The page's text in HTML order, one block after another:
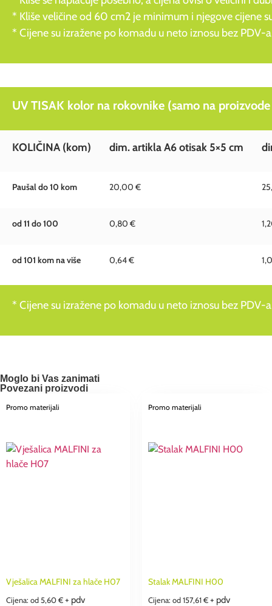
* Kliše veličine od 60 cm2 je minimum i njegove
* Cijene su izražene po komadu u neto iznosu bez PDV-
UV TISAK kolor na rokovnike (samo na
KOLIČINA (kom) dim. artikla A6 otisak 5×5 cm
Paušal do 10 kom 20,00 €
od 11 do 100 0,80 €
od 101 kom na više 0,64 €
* Cijene su izražene po komadu u neto iznosu bez PDV-
Moglo bi Vas zanimati
Povezani proizvodi
Promo materijali
Vješalica MALFINI za hlače H07
Cijena: od 5,60 € + pdv
Promo materijali
Stalak MALFINI H00
Cijena: od 157,61 € + pdv